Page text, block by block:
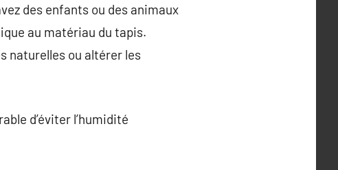
des enfants ou des animaux
au matériau du tapis.
naturelles ou altérer les
d’éviter l’humidité